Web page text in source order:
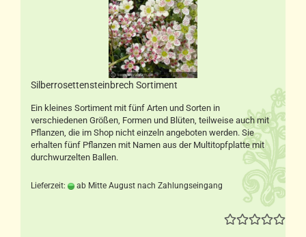
Silberrosettensteinbrech Sortiment
Ein kleines Sortiment mit fünf Arten und Sorten in
verschiedenen Größen, Formen und Blüten, teilweise auch mit
Pflanzen, die im Shop nicht einzeln angeboten werden. Sie
erhalten fünf Pflanzen mit Namen aus der Multitopfplatte mit
durchwurzelten Ballen.
Lieferzeit: ab Mitte August nach Zahlungseingang